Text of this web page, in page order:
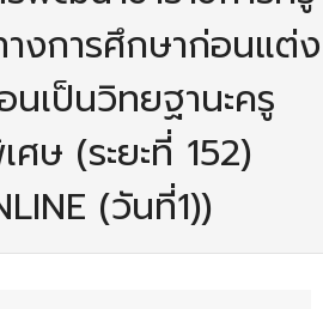
หาวิทยาลัยสวนดุสิต
ของคณะ
ะ
ร์และเทคโนโลยี
างการศึกษาก่อนแต่ง
นเป็นวิทยฐานะครู
ษ (ระยะที่ 152)
(วันที่1))